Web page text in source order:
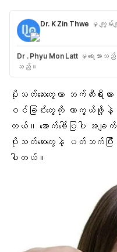
Dr. K Zin Thwe မှ ကျွမ်
Dr . Phyu Mon Lattမှ ရေးသားသ
သည်။
ပိုးသတ်ဆေးတွေဟာ ဘက်တီးရီး
ဝင်ခြင်းတွေကို ကာကွယ်ဖို့နဲ့
တယ်။ အောက်ဖေါ်ပြပါ အခ
ပိုးသတ်ဆေးတွေနဲ့ ပတ်သက်ပြီး
ပါတယ်။